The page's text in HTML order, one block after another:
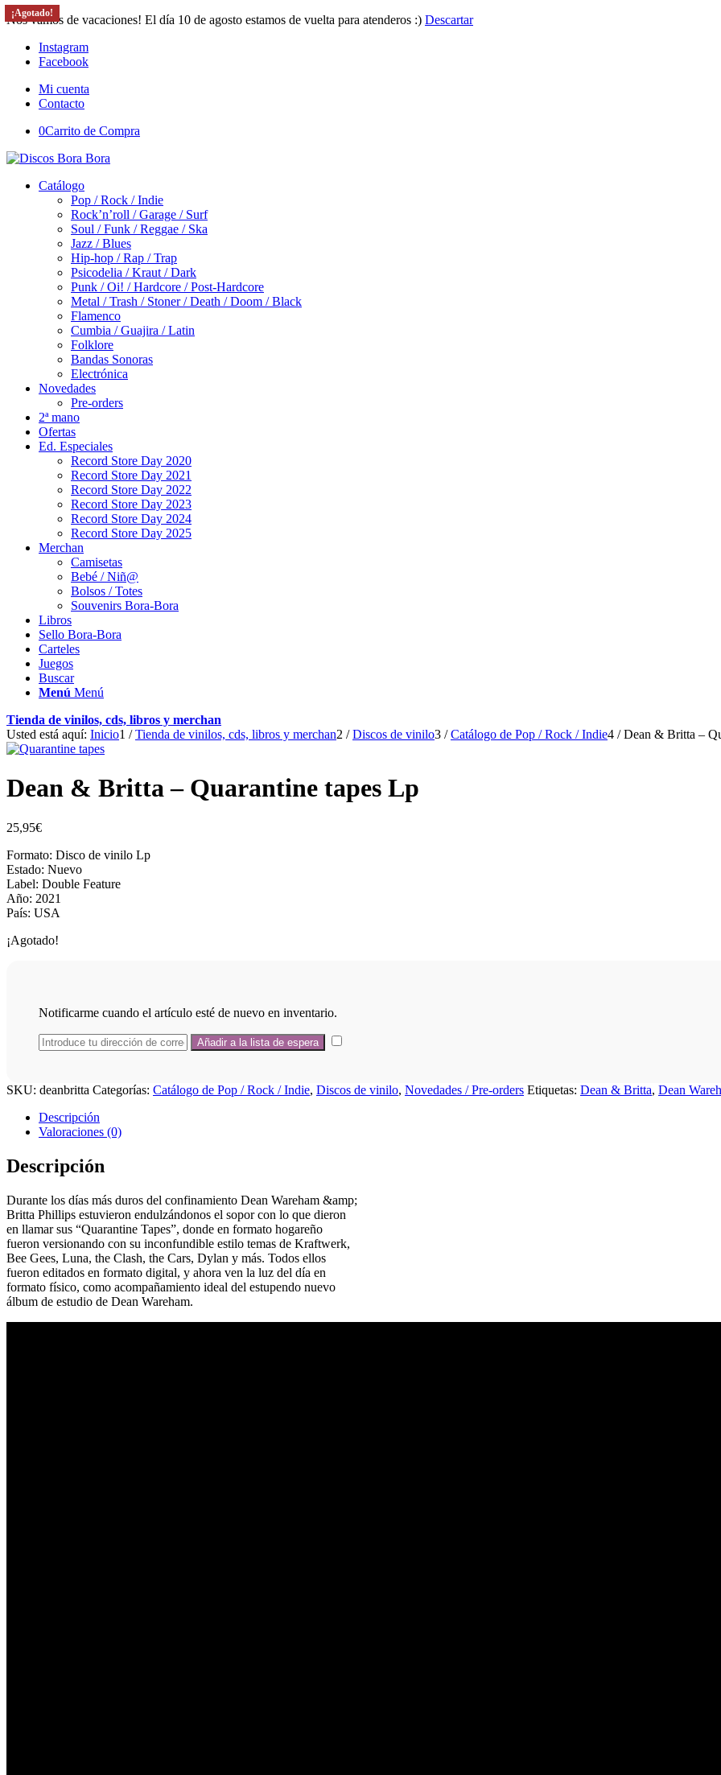
Nos vamos de vacaciones! El día 10 de agosto estamos de vuelta para atenderos :) Descartar
Instagram
Facebook
Mi cuenta
Contacto
0Carrito de Compra
Catálogo
Pop / Rock / Indie
Rock’n’roll / Garage / Surf
Soul / Funk / Reggae / Ska
Jazz / Blues
Hip-hop / Rap / Trap
Psicodelia / Kraut / Dark
Punk / Oi! / Hardcore / Post-Hardcore
Metal / Trash / Stoner / Death / Doom / Black
Flamenco
Cumbia / Guajira / Latin
Folklore
Bandas Sonoras
Electrónica
Novedades
Pre-orders
2ª mano
Ofertas
Ed. Especiales
Record Store Day 2020
Record Store Day 2021
Record Store Day 2022
Record Store Day 2023
Record Store Day 2024
Record Store Day 2025
Merchan
Camisetas
Bebé / Niñ@
Bolsos / Totes
Souvenirs Bora-Bora
Libros
Sello Bora-Bora
Carteles
Juegos
Buscar
Menú Menú
Tienda de vinilos, cds, libros y merchan
Usted está aquí: Inicio1 / Tienda de vinilos, cds, libros y merchan2 / Discos de vinilo3 / Catálogo de Pop / Rock / Indie4 / Dean & Britta –
¡Agotado!
Dean & Britta – Quarantine tapes Lp
25,95€
Formato: Disco de vinilo Lp
Estado: Nuevo
Label: Double Feature
Año: 2021
País: USA
¡Agotado!
Notificarme cuando el artículo esté de nuevo en inventario.
SKU: deanbritta Categorías: Catálogo de Pop / Rock / Indie, Discos de vinilo, Novedades / Pre-orders Etiquetas: Dean & Britta, Dean
Descripción
Valoraciones (0)
Descripción
Durante los días más duros del confinamiento Dean Wareham &amp;
Britta Phillips estuvieron endulzándonos el sopor con lo que dieron
en llamar sus “Quarantine Tapes”, donde en formato hogareño
fueron versionando con su inconfundible estilo temas de Kraftwerk,
Bee Gees, Luna, the Clash, the Cars, Dylan y más. Todos ellos
fueron editados en formato digital, y ahora ven la luz del día en
formato físico, como acompañamiento ideal del estupendo nuevo
álbum de estudio de Dean Wareham.
¡Agotado!
¡Agotado!
¡Agotado!